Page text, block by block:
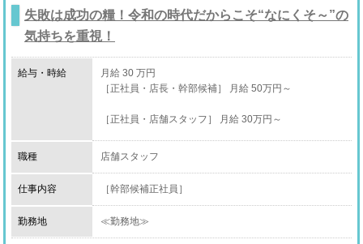
失敗は成功の糧！令和の時代だからこそ“なにくそ～”の
気持ちを重視！
給与・時給
月給 30 万円
［正社員・店長・幹部候補］ 月給 50万円～
［正社員・店舗スタッフ］ 月給 30万円～
［アルバイト・店舗スタッフ］ 時給 1,400円～
職種 店舗スタッフ
仕事内容 ［幹部候補正社員］
・コンパニオンさんとの面談、ケア
収入に満足しているか、お仕事中に困っていることはな
勤務地
≪勤務地≫
千葉県船橋市